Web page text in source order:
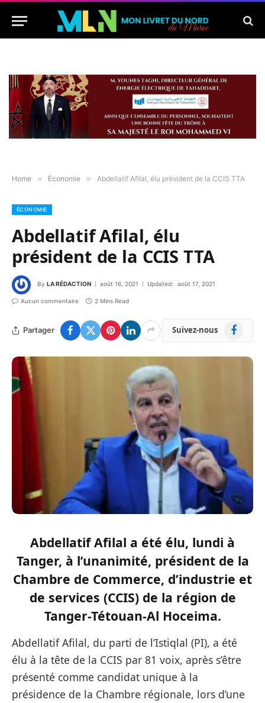
Home » Économie » Abdellatif Afilal, élu président de la CCIS TTA
ÉCONOMIE
Abdellatif Afilal, élu
président de la CCIS TTA
By LA RÉDACTION août 16, 2021 Updated: août 17, 2021
Aucun commentaire 2 Mins Read
Partager Suivez-nous Facebook
Abdellatif Afilal a été élu, lundi à
Tanger, à l’unanimité, président de la
Chambre de Commerce, d’industrie et
de services (CCIS) de la région de
Tanger-Tétouan-Al Hoceima.
Abdellatif Afilal, du parti de l’Istiqlal (PI), a été
élu à la tête de la CCIS par 81 voix, après s’être
présenté comme candidat unique à la
présidence de la Chambre régionale, lors d’une